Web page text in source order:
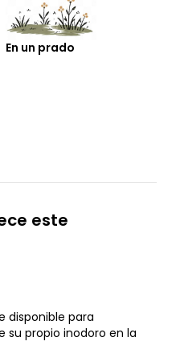
En un prado
este
disponible para
su propio inodoro en la